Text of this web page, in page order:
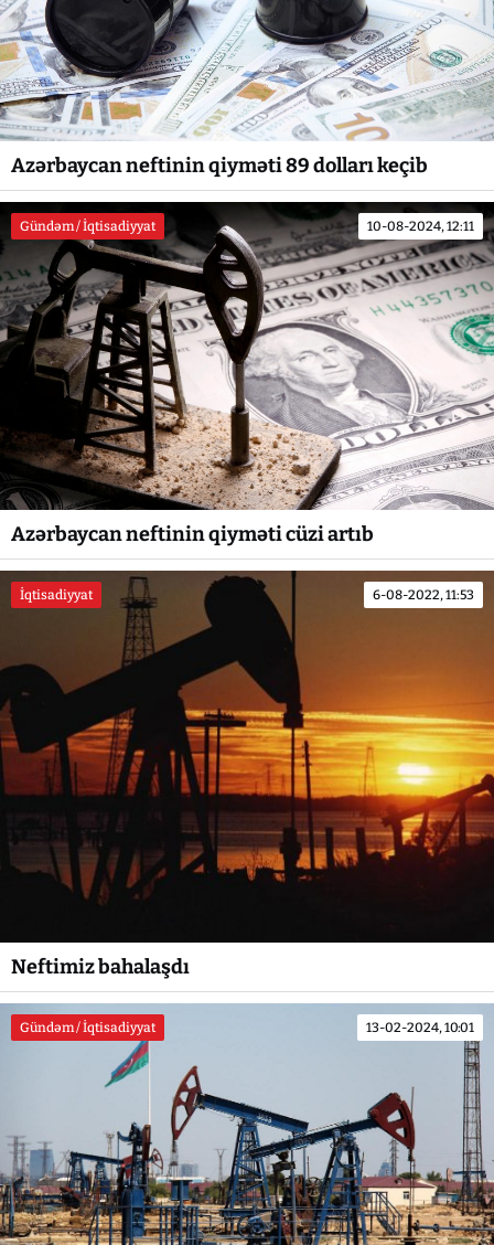
Azərbaycan neftinin qiyməti 89 dolları keçib
Gündəm / İqtisadiyyat 10-08-2024, 12:11
Azərbaycan neftinin qiyməti cüzi artıb
İqtisadiyyat 6-08-2022, 11:53
Neftimiz bahalaşdı
Gündəm / İqtisadiyyat 13-02-2024, 10:01